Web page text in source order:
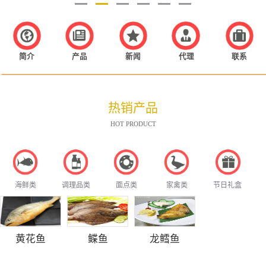
简介 产品 新闻 代理 联系
热销产品
HOT PRODUCT
海鲜类 调理品类 面点类 家禽类 节日礼盒
黄花鱼 鲽鱼 龙鳕鱼